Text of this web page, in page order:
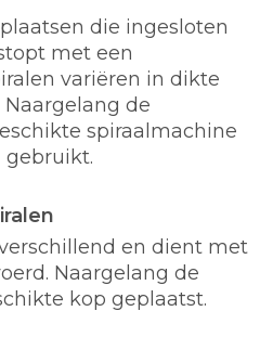
die ingesloten
met een
variëren in dikte
de
spiraalmachine
gebruikt.
en dient met
Naargelang de
kop geplaatst.